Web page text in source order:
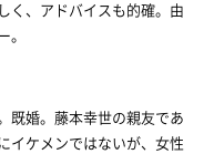
く、アドバイスも的確。由
既婚。藤本幸世の親友であ
イケメンではないが、女性